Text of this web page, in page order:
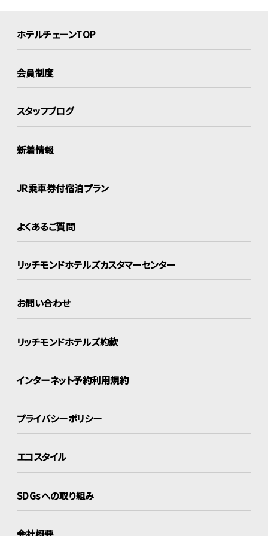
ホテルチェーンTOP
会員制度
スタッフブログ
新着情報
JR乗車券付宿泊プラン
よくあるご質問
リッチモンドホテルズカスタマーセンター
お問い合わせ
リッチモンドホテルズ約款
インターネット予約利用規約
プライバシーポリシー
エコスタイル
SDGsへの取り組み